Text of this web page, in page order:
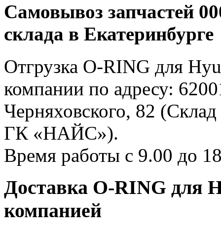
Самовывоз запчастей
склада в Екатеринбурге
Отгрузка O-RING для
компании по адресу:
Черняховского, 82
ГК «НАЙС»).
Время работы с 9.00 до
Доставка O-RING для
компанией